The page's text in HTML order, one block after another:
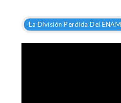
La División Perdida Del ENAM